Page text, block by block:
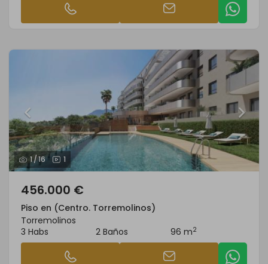
1/16 1
456.000 €
Piso en (Centro. Torremolinos)
Torremolinos
3 Habs
2 Baños 96 m2